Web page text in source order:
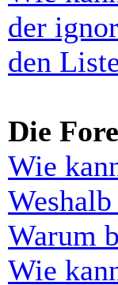
der
den
Die
Wie
Warum
Wie